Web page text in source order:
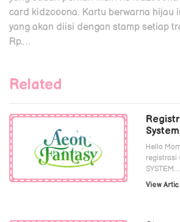
card kidzooona. Kartu berwarna hijau
yang akan diisi dengan stamp setiap
Rp.…
Related
Hello
registrasi
SYSTEM…
View